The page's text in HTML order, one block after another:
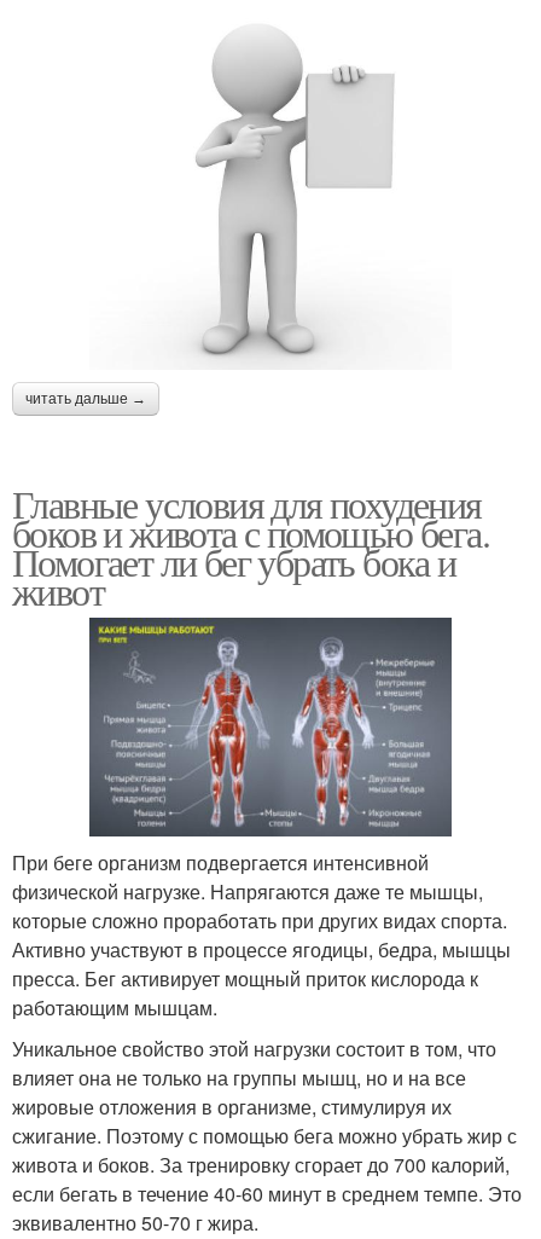
читать дальше →
Главные условия для похудения
боков и живота с помощью бега.
Помогает ли бег убрать бока и
живот
При беге организм подвергается интенсивной
физической нагрузке. Напрягаются даже те мышцы,
которые сложно проработать при других видах спорта.
Активно участвуют в процессе ягодицы, бедра, мышцы
пресса. Бег активирует мощный приток кислорода к
работающим мышцам.
Уникальное свойство этой нагрузки состоит в том, что
влияет она не только на группы мышц, но и на все
жировые отложения в организме, стимулируя их
сжигание. Поэтому с помощью бега можно убрать жир с
живота и боков. За тренировку сгорает до 700 калорий,
если бегать в течение 40-60 минут в среднем темпе. Это
эквивалентно 50-70 г жира.